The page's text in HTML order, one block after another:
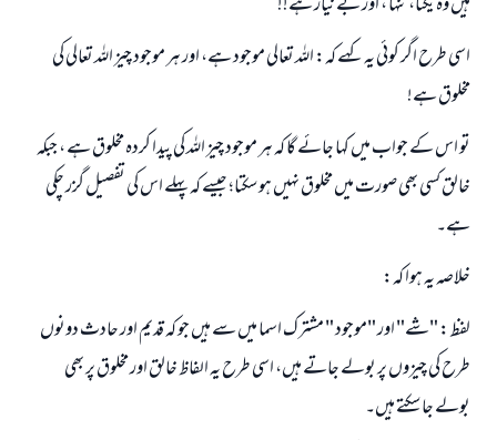
اسی طرح اگر کوئی یہ کہے کہ: اللہ تعالی موجود ہے، اور ہر موجود چیز اللہ تعالی کی
مخلوق ہے!
تو اس کے جواب میں کہا جائے گا کہ ہر موجود چیز اللہ کی پیدا کردہ مخلوق ہے ، جبکہ
خالق کسی بھی صورت میں مخلوق نہیں ہو سکتا؛ جیسے کہ پہلے اس کی تفصیل گزر چکی
ہے۔
خلاصہ یہ ہوا کہ:
لفظ : "شے" اور "موجود " مشترک اسما میں سے ہیں جو کہ قدیم اور حادث دونوں
طرح کی چیزوں پر بولے جاتے ہیں، اسی طرح یہ الفاظ خالق اور مخلوق پر بھی
بولے جا سکتے ہیں۔